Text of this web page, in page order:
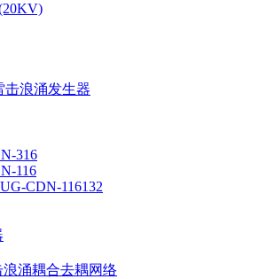
击浪涌发生器
316
116
CDN-116132
涌耦合去耦网络